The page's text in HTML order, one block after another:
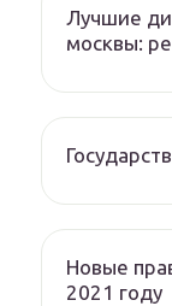
Лучшие
москвы:
Новые
2021 году